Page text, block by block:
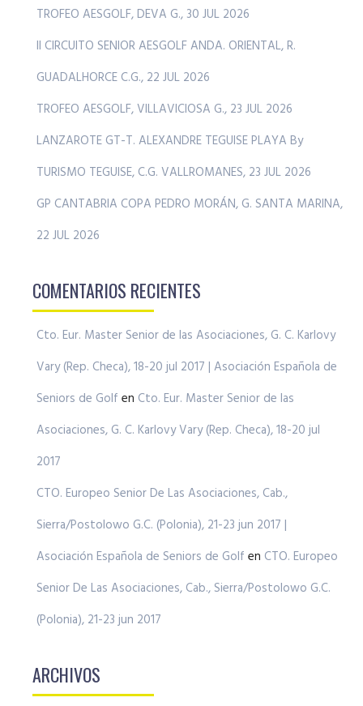
TROFEO AESGOLF, DEVA G., 30 JUL 2026
II CIRCUITO SENIOR AESGOLF ANDA. ORIENTAL, R.
GUADALHORCE C.G., 22 JUL 2026
TROFEO AESGOLF, VILLAVICIOSA G., 23 JUL 2026
LANZAROTE GT-T. ALEXANDRE TEGUISE PLAYA By
TURISMO TEGUISE, C.G. VALLROMANES, 23 JUL 2026
GP CANTABRIA COPA PEDRO MORÁN, G. SANTA MARINA,
22 JUL 2026
COMENTARIOS RECIENTES
Cto. Eur. Master Senior de las Asociaciones, G. C. Karlovy
Vary (Rep. Checa), 18-20 jul 2017 | Asociación Española de
Seniors de Golf en Cto. Eur. Master Senior de las
Asociaciones, G. C. Karlovy Vary (Rep. Checa), 18-20 jul
2017
CTO. Europeo Senior De Las Asociaciones, Cab.,
Sierra/Postolowo G.C. (Polonia), 21-23 jun 2017 |
Asociación Española de Seniors de Golf en CTO. Europeo
Senior De Las Asociaciones, Cab., Sierra/Postolowo G.C.
(Polonia), 21-23 jun 2017
ARCHIVOS